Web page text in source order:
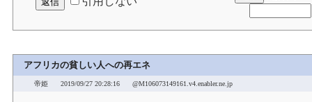
アフリカの貧しい人への再エネ
帝姫 2019/09/27 20:28:16 @M106073149161.v4.enabler.ne.jp